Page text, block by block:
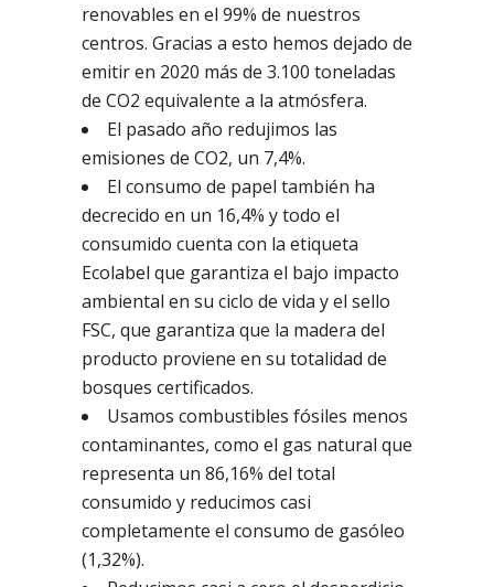
renovables en el 99% de nuestros
centros. Gracias a esto hemos dejado de
emitir en 2020 más de 3.100 toneladas
de CO2 equivalente a la atmósfera.
El pasado año redujimos las
emisiones de CO2, un 7,4%.
El consumo de papel también ha
decrecido en un 16,4% y todo el
consumido cuenta con la etiqueta
Ecolabel que garantiza el bajo impacto
ambiental en su ciclo de vida y el sello
FSC, que garantiza que la madera del
producto proviene en su totalidad de
bosques certificados.
Usamos combustibles fósiles menos
contaminantes, como el gas natural que
representa un 86,16% del total
consumido y reducimos casi
completamente el consumo de gasóleo
(1,32%).